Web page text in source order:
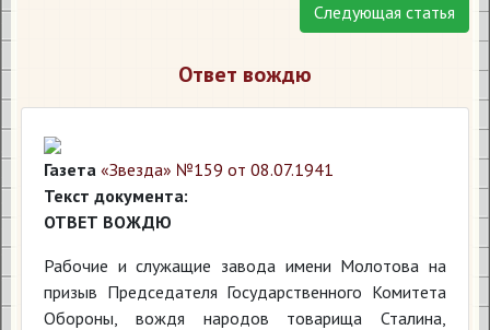
Следующая статья
Ответ вождю
Газета «Звезда» №159 от 08.07.1941
Текст документа:
ОТВЕТ ВОЖДЮ
Рабочие и служащие завода имени Молотова на
призыв Председателя Государственного Комитета
Обороны, вождя народов товарища Сталина,